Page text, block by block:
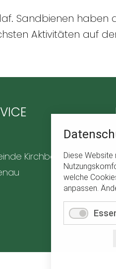
Sandbienen haben
Aktivitäten auf
KirchbergDiese Website
welche
anpassen.